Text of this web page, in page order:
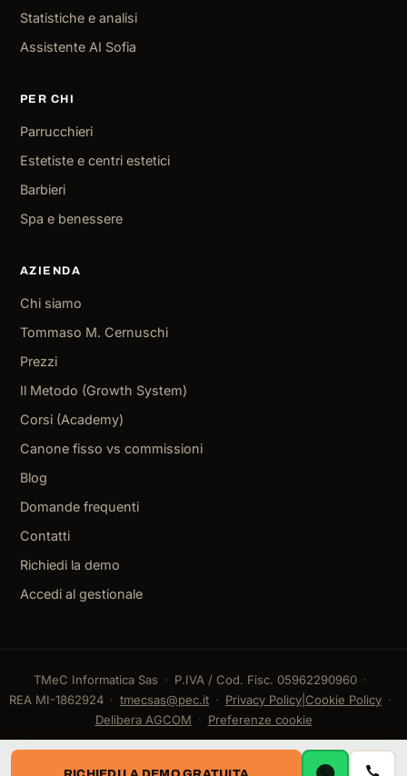
Statistiche e analisi
Assistente AI Sofia
PER CHI
Parrucchieri
Estetiste e centri estetici
Barbieri
Spa e benessere
AZIENDA
Chi siamo
Tommaso M. Cernuschi
Prezzi
Il Metodo (Growth System)
Corsi (Academy)
Canone fisso vs commissioni
Blog
Domande frequenti
Contatti
Richiedi la demo
Accedi al gestionale
TMeC Informatica Sas
P.IVA / Cod. Fisc. 05962290960
REA MI-1862924
tmecsas@pec.it Privacy Policy Cookie Policy
Delibera AGCOM
Preferenze cookie
RICHIEDI LA DEMO GRATUITA